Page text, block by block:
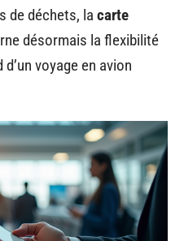
de déchets, la carte
désormais la flexibilité
voyage en avion